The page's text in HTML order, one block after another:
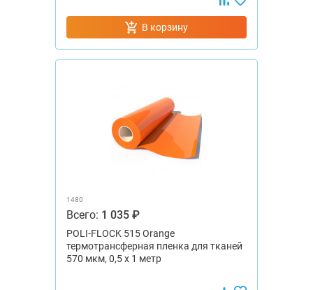
В корзину
1480
Всего: 1 035 ₽
POLI-FLOCK 515 Orange
термотрансферная пленка для тканей
570 мкм, 0,5 x 1 метр